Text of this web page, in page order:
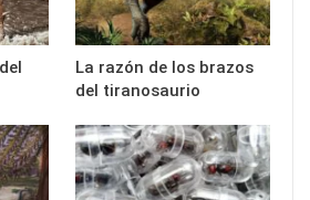
La razón de los brazos
del tiranosaurio